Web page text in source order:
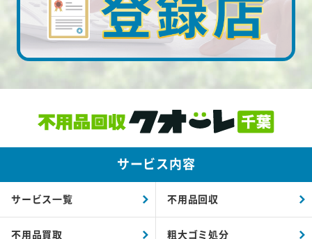
サービス内容
サービス一覧 不用品回収
不用品買取 粗大ゴミ処分